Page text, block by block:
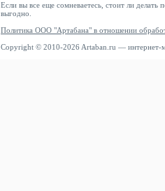
Если вы все еще сомневаетесь, стоит ли делать
выгодно.
Политика ООО "Артабана" в отношении
Copyright © 2010-2026 Artaban.ru — интернет-